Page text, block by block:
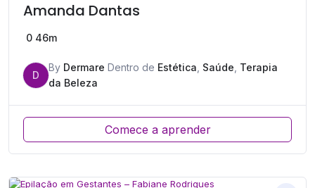
Amanda Dantas
0 46m
D
By Dermare Dentro de Estética Saúde Terapia
da Beleza
Comece a aprender